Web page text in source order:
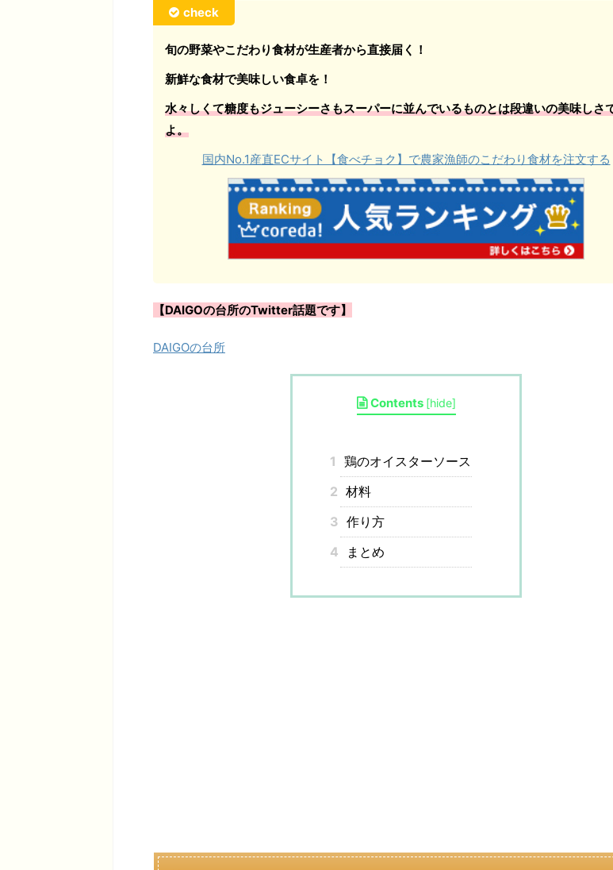
check
旬の野菜やこだわり食材が生産者から直接届く！
新鮮な食材で美味しい食卓を！
水々しくて糖度もジューシーさもスーパーに並んでいるものとは段違いの美味しさ
よ。
国内No.1産直ECサイト【食べチョク】で農家漁師のこだわり食材を注文する
【DAIGOの台所のTwitter話題です】
DAIGOの台所
Contents [hide]
1 鶏のオイスターソース
2 材料
3 作り方
4
まとめ